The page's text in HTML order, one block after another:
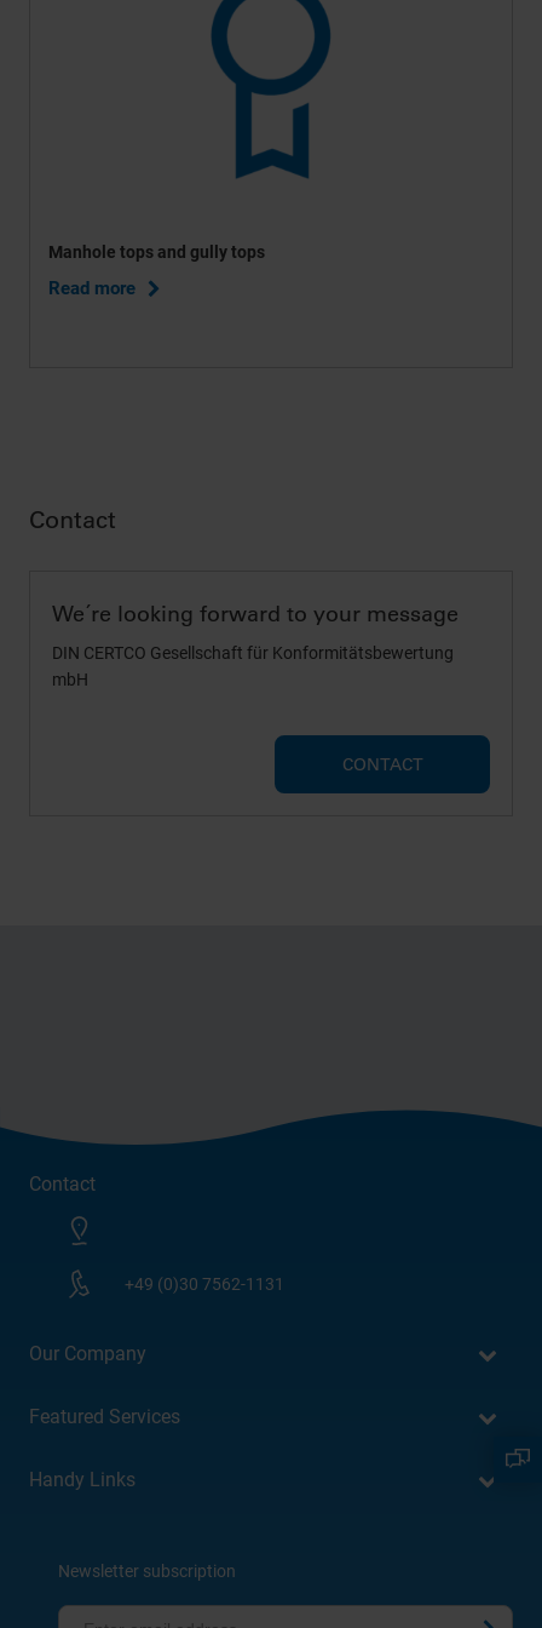
der Website möglicherweise nicht mehr zur Verfügung
steht. Weitere Informationen finden Sie in unserer
Datenschutzerklärungund in unseren
Manhole tops and gully tops
Read more
Contact
We´re looking forward to your message
DIN CERTCO Gesellschaft für Konformitätsbewertung
mbH
CONTACT
Contact
+49 (0)30 7562-1131
Our Company
Featured Services
Handy Links
Newsletter subscription